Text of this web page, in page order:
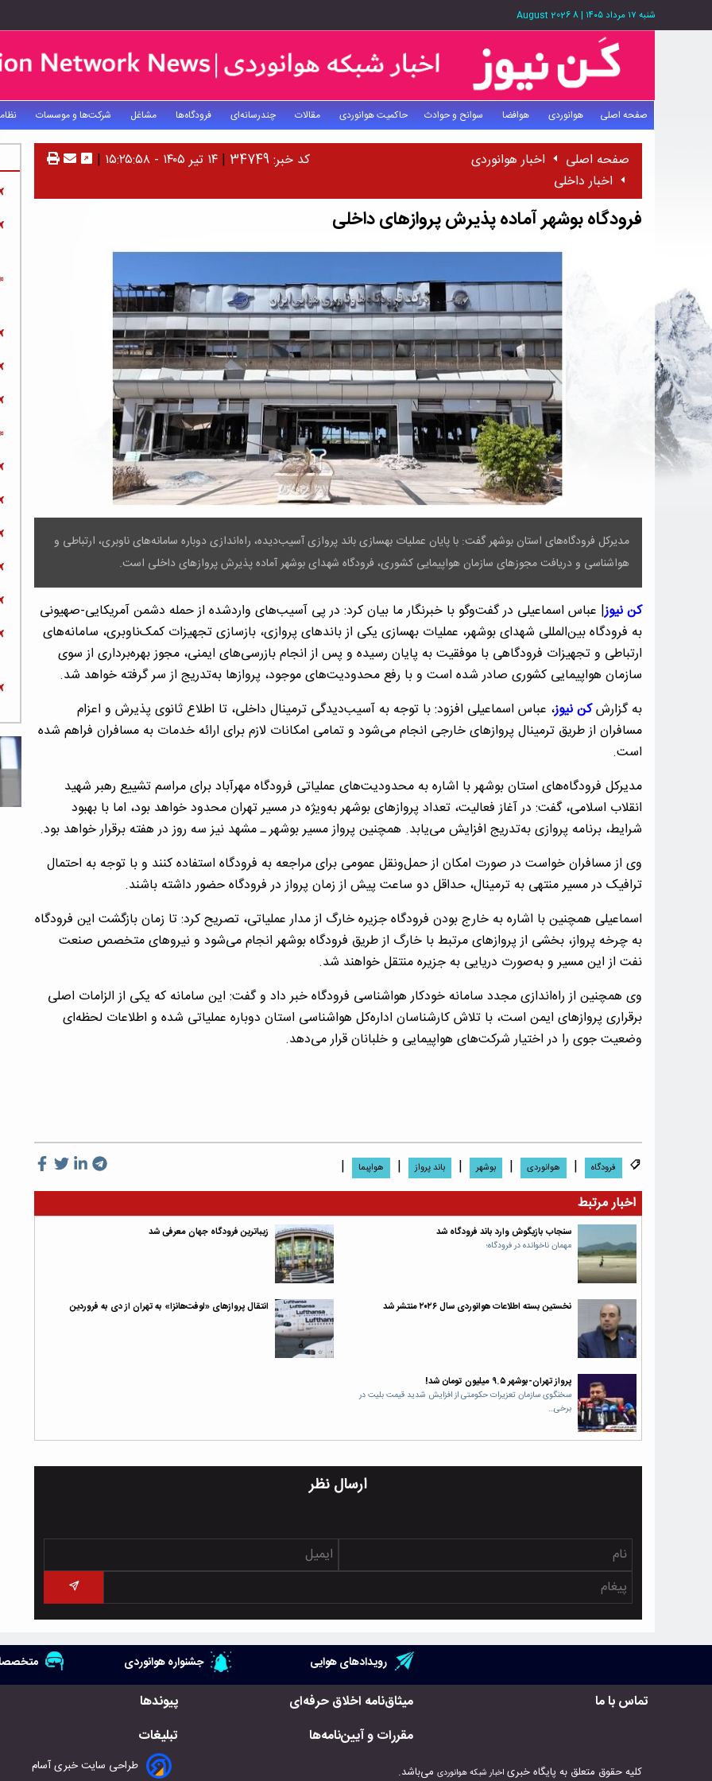
شنبه ۱۷ مرداد ۱۴۰۵ |
8 August 2026
صفحه اصلی هوانوردی هوافضا سوانح و حوادث حاکمیت هوانوردی مقالات چندرسانه‌ای فرودگاه‌ها مشاغل شرکت‌ها و موسسات
صفحه اصلی
اخبار هوانوردی
اخبار داخلی
کد خبر: 34749 | ۱۴ تیر ۱۴۰۵ - ۱۵:۲۵:۵۸ |
فرودگاه بوشهر آماده پذیرش پرواز‌های داخلی
مدیرکل فرودگاه‌های استان بوشهر گفت: با پایان عملیات بهسازی باند پروازی آسیب‌دیده، راه‌اندازی دوباره سامانه‌های ناوبری، ارتباطی و
هواشناسی و دریافت مجوز‌های سازمان هواپیمایی کشوری، فرودگاه شهدای بوشهر آماده پذیرش پرواز‌های داخلی است.
کن نیوز| عباس اسماعیلی در گفت‌و‌گو با خبرنگار ما بیان کرد: در پی آسیب‌های واردشده از حمله دشمن آمریکایی-صهیونی
به فرودگاه بین‌المللی شهدای بوشهر، عملیات بهسازی یکی از باند‌های پروازی، بازسازی تجهیزات کمک‌ناوبری، سامانه‌های
ارتباطی و تجهیزات فرودگاهی با موفقیت به پایان رسیده و پس از انجام بازرسی‌های ایمنی، مجوز بهره‌برداری از سوی
سازمان هواپیمایی کشوری صادر شده است و با رفع محدودیت‌های موجود، پرواز‌ها به‌تدریج از سر گرفته خواهد شد.
به گزارشکن نیوز، عباس اسماعیلی افزود: با توجه به آسیب‌دیدگی ترمینال داخلی، تا اطلاع ثانوی پذیرش و اعزام
مسافران از طریق ترمینال پرواز‌های خارجی انجام می‌شود و تمامی امکانات لازم برای ارائه خدمات به مسافران فراهم شده
است.
مدیرکل فرودگاه‌های استان بوشهر با اشاره به محدودیت‌های عملیاتی فرودگاه مهرآباد برای مراسم تشییع رهبر شهید
انقلاب اسلامی، گفت: در آغاز فعالیت، تعداد پرواز‌های بوشهر به‌ویژه در مسیر تهران محدود خواهد بود، اما با بهبود
شرایط، برنامه پروازی به‌تدریج افزایش می‌یابد. همچنین پرواز مسیر بوشهر ـ مشهد نیز سه روز در هفته برقرار خواهد بود.
وی از مسافران خواست در صورت امکان از حمل‌ونقل عمومی برای مراجعه به فرودگاه استفاده کنند و با توجه به احتمال
ترافیک در مسیر منتهی به ترمینال، حداقل دو ساعت پیش از زمان پرواز در فرودگاه حضور داشته باشند.
اسماعیلی همچنین با اشاره به خارج بودن فرودگاه جزیره خارگ از مدار عملیاتی، تصریح کرد: تا زمان بازگشت این فرودگاه
به چرخه پرواز، بخشی از پرواز‌های مرتبط با خارگ از طریق فرودگاه بوشهر انجام می‌شود و نیرو‌های متخصص صنعت
نفت از این مسیر و به‌صورت دریایی به جزیره منتقل خواهند شد.
وی همچنین از راه‌اندازی مجدد سامانه خودکار هواشناسی فرودگاه خبر داد و گفت: این سامانه که یکی از الزامات اصلی
برقراری پرواز‌های ایمن است، با تلاش کارشناسان اداره‌کل هواشناسی استان دوباره عملیاتی شده و اطلاعات لحظه‌ای
وضعیت جوی را در اختیار شرکت‌های هواپیمایی و خلبانان قرار می‌دهد.
فرودگاه | هوانوردی | بوشهر | باند پرواز | هواپبما
|
اخبار مرتبط
سنجاب بازیگوش وارد باند فرودگاه شد
مهمان ناخوانده در فرودگاه؛
زیباترین فرودگاه جهان معرفی شد
نخستین بسته اطلاعات هوانوردی سال ۲۰۲۶ منتشر شد انتقال پروازهای «لوفت‌هانزا» به تهران از دی‌ به فروردین
پرواز تهران-بوشهر ۹.۵ میلیون تومان شد!
سخنگوی سازمان تعزیرات حکومتی از افزایش شدید قیمت بلیت در
برخی…
ارسال نظر
رویدادهای هوایی جشنواره هوانوردی
تماس با ما
میثاق‌نامه اخلاق حرفه‌ای
مقررات و آیین‌نامه‌ها
پیوندها
تبلیغات
کلیه حقوق متعلق به پایگاه خبری اخبار شبکه هوانوردی می‌باشد. طراحی سایت خبری آسام